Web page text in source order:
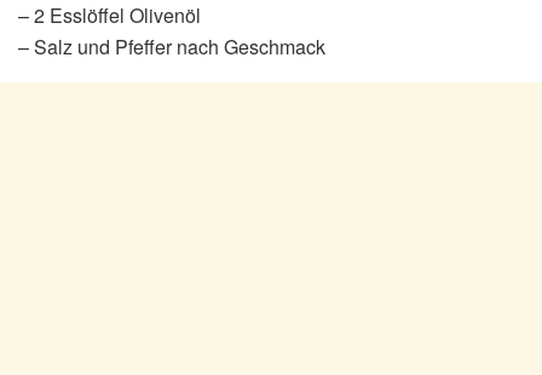
– 2 Esslöffel Olivenöl
– Salz und Pfeffer nach Geschmack